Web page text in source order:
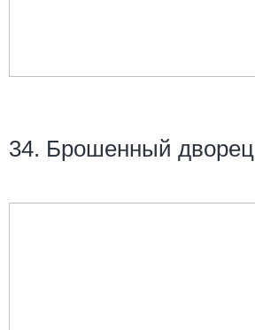
34. Брошенный дворец